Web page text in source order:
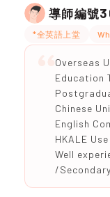
導師編號
*全英語上堂
Overseas
Education
Chinese
English
HKALE
Well
/